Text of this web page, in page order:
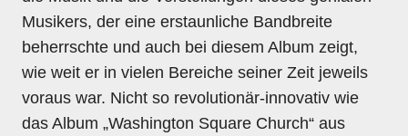
Musikers, der eine erstaunliche Bandbreite
beherrschte und auch bei diesem Album zeigt,
wie weit er in vielen Bereiche seiner Zeit jeweils
voraus war. Nicht so revolutionär-innovativ wie
das Album „Washington Square Church“ aus